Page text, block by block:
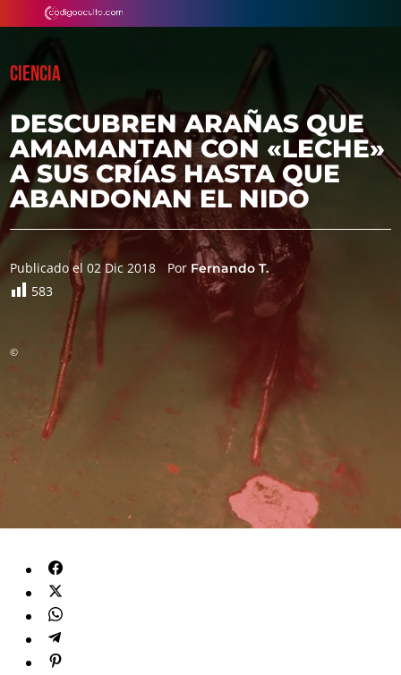
CIENCIA
DESCUBREN ARAÑAS QUE
AMAMANTAN CON «LECHE»
A SUS CRÍAS HASTA QUE
ABANDONAN EL NIDO
Publicado el 02 Dic 2018 Por Fernando T.
583
©